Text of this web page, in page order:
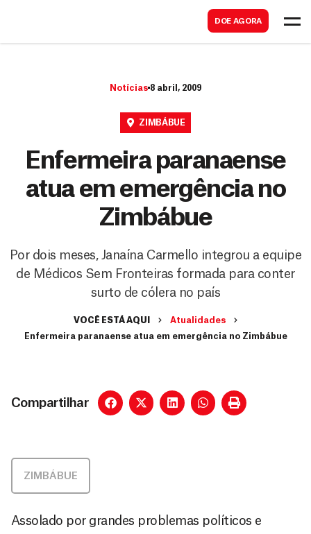
DOE AGORA
Notícias 8 abril, 2009
ZIMBÁBUE
Enfermeira paranaense
atua em emergência no
Zimbábue
Por dois meses, Janaína Carmello integrou a equipe
de Médicos Sem Fronteiras formada para conter
surto de cólera no país
VOCÊ ESTÁ AQUI
Atualidades
Enfermeira paranaense atua em emergência no Zimbábue
Compartilhar
ZIMBÁBUE
Assolado por grandes problemas políticos e
a
r